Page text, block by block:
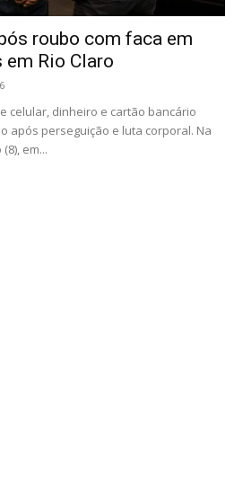
roubo com faca em
Rio Claro
celular, dinheiro e cartão bancário
após perseguição e luta corporal. Na
em...